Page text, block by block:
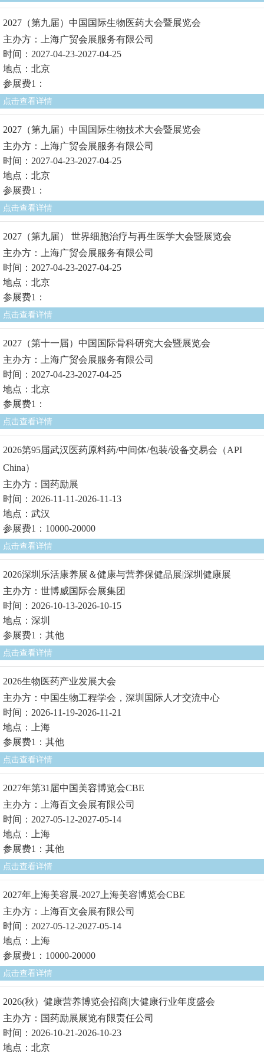
2027（第九届）中国国际生物医药大会暨展览会
主办方：上海广贸会展服务有限公司
时间：2027-04-23-2027-04-25
地点：北京
参展费1：
点击查看详情
2027（第九届）中国国际生物技术大会暨展览会
主办方：上海广贸会展服务有限公司
时间：2027-04-23-2027-04-25
地点：北京
参展费1：
点击查看详情
2027（第九届） 世界细胞治疗与再生医学大会暨展览会
主办方：上海广贸会展服务有限公司
时间：2027-04-23-2027-04-25
地点：北京
参展费1：
点击查看详情
2027（第十一届）中国国际骨科研究大会暨展览会
主办方：上海广贸会展服务有限公司
时间：2027-04-23-2027-04-25
地点：北京
参展费1：
点击查看详情
2026第95届武汉医药原料药/中间体/包装/设备交易会（API
China）
主办方：国药励展
时间：2026-11-11-2026-11-13
地点：武汉
参展费1：10000-20000
点击查看详情
2026深圳乐活康养展＆健康与营养保健品展|深圳健康展
主办方：世博威国际会展集团
时间：2026-10-13-2026-10-15
地点：深圳
参展费1：其他
点击查看详情
2026生物医药产业发展大会
主办方：中国生物工程学会，深圳国际人才交流中心
时间：2026-11-19-2026-11-21
地点：上海
参展费1：其他
点击查看详情
2027年第31届中国美容博览会CBE
主办方：上海百文会展有限公司
时间：2027-05-12-2027-05-14
地点：上海
参展费1：其他
点击查看详情
2027年上海美容展-2027上海美容博览会CBE
主办方：上海百文会展有限公司
时间：2027-05-12-2027-05-14
地点：上海
参展费1：10000-20000
点击查看详情
2026(秋）健康营养博览会招商|大健康行业年度盛会
主办方：国药励展展览有限责任公司
时间：2026-10-21-2026-10-23
地点：北京